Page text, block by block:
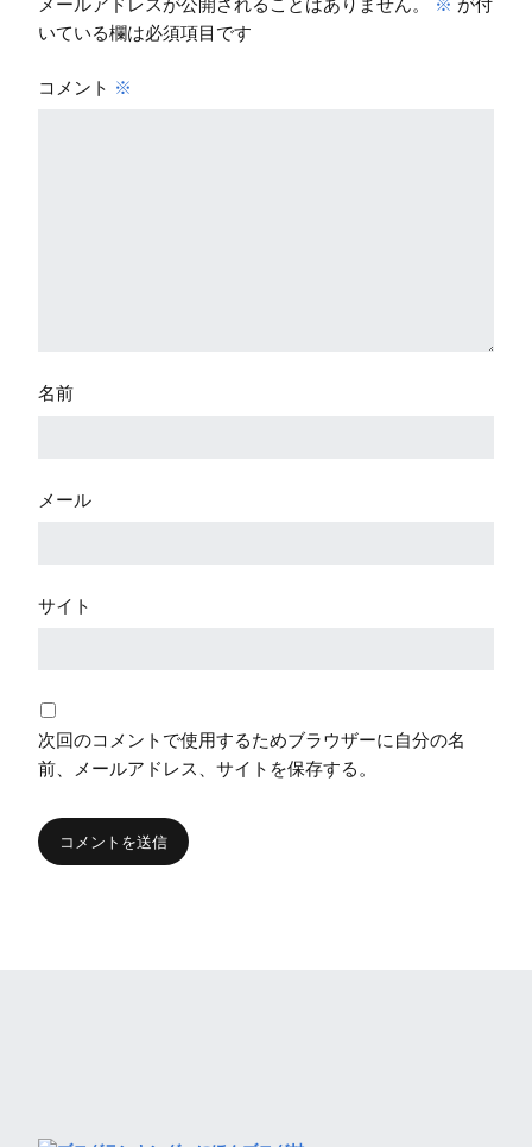
いている欄は必須項目です
コメント ※
名前
メール
サイト
次回のコメントで使用するためブラウザーに自分の名
前、メールアドレス、サイトを保存する。